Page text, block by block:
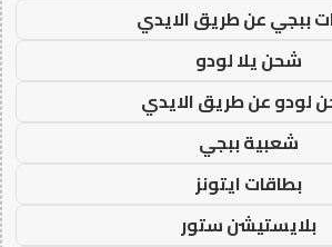
ببجي عن طريق الايدي
شحن يلا لودو
لودو عن طريق الايدي
شعبية ببجي
بطاقات ايتونز
بلايستيشن ستور